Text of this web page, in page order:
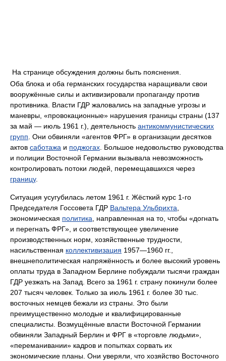
На странице обсуждения должны быть пояснения.
Оба блока и оба германских государства наращивали свои
вооружённые силы и активизировали пропаганду против
противника. Власти ГДР жаловались на западные угрозы и
маневры, «провокационные» нарушения границы страны (137
за май — июль 1961 г.), деятельность антикоммунистических
групп . Они обвиняли «агентов ФРГ» в организации десятков
актов саботажа и поджогах . Большое недовольство руководства
и полиции Восточной Германии вызывала невозможность
контролировать потоки людей, перемещавшихся через
границу.
Ситуация усугубилась летом 1961 г. Жёсткий курс 1-го
Председателя Госсовета ГДР Вальтера Ульбрихта
экономическая политика , направленная на то, чтобы «догнать
и перегнать ФРГ», и соответствующее увеличение
производственных норм, хозяйственные трудности,
насильственная коллективизация 1957—1960 гг.,
внешнеполитическая напряжённость и более высокий уровень
оплаты труда в Западном Берлине побуждали тысячи граждан
ГДР уезжать на Запад. Всего за 1961 г. страну покинули более
207 тысяч человек. Только за июль 1961 г. более 30 тыс.
восточных немцев бежали из страны. Это были
преимущественно молодые и квалифицированные
специалисты. Возмущённые власти Восточной Германии
обвиняли Западный Берлин и ФРГ в «торговле людьми»,
«переманивании» кадров и попытках сорвать их
экономические планы. Они уверяли, что хозяйство Восточного